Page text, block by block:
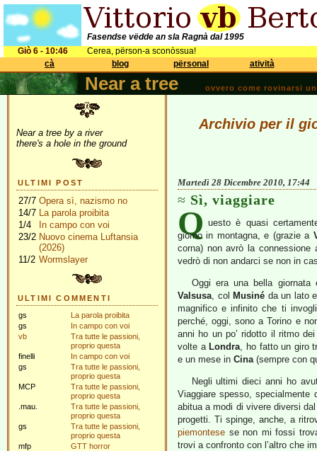
Fasendse vëdde an sla Ragnà dal 1995
Giò 6 - 10:46
Cerea, përson-a sconòssua!
cà
blog përsonal atività
Near a tree ovvero come rovinarsi
Near a tree by a river
there's a hole in the ground
ULTIMI POST
27/7 Opera sì, nazismo no
14/7 La parola proibita
1/4
In campo con voi
23/2 Nuovo cinema Luftansia
(2026)
11/2 Wormslayer
ULTIMI COMMENTI
gs
La parola proibita
gs
In campo con voi
vb
Tra tutte le passioni,
proprio questa
finelli
In campo con voi
gs
Tra tutte le passioni,
proprio questa
MCP
Tra tutte le passioni,
proprio questa
.mau.
Tra tutte le passioni,
proprio questa
gs
Tra tutte le passioni,
proprio questa
mfp
GTT horror
Archivio per il
Martedì 28 Dicembre 2010, 17:44
Sì, viaggiare
Q uesto è quasi
giorno in montagna, e (grazie a
corna) non avrò la
vedrò di non andarci se non in
Oggi era una bella
Valsusa, col Musiné da un lato
magnifico e infinito che ti
perché, oggi, sono a Torino e
anni ho un po’ ridotto il ritmo
volte a Londra, ho fatto un giro
e un mese in Cina(sempre con
Negli ultimi dieci anni ho
Viaggiare spesso,
abitua a modi di vivere diversi
progetti. Ti spinge, anche, a
piemontese se non mi fossi
trovi a confronto con l’altro che